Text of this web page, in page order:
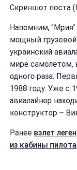
Скриншот поста
Напомним,
мощный
украинский
мире самолетом,
одного раза.
1988 году. Уже с
авиалайнер
конструктор –
Ранее взлет
из кабины пилота.